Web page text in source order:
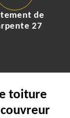
de
27
toiture